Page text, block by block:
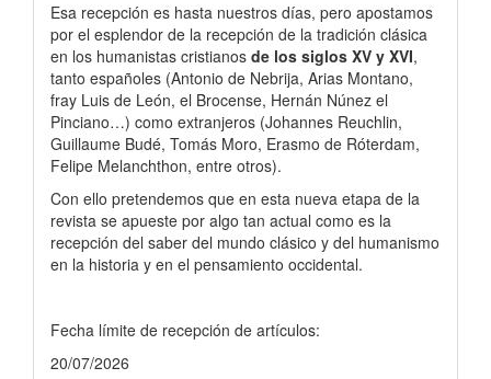
Esa recepción es hasta nuestros días, pero apostamos
por el esplendor de la recepción de la tradición clásica
en los humanistas cristianos de los siglos XV y XVI,
tanto españoles (Antonio de Nebrija, Arias Montano,
fray Luis de León, el Brocense, Hernán Núnez el
Pinciano…) como extranjeros (Johannes Reuchlin,
Guillaume Budé, Tomás Moro, Erasmo de Róterdam,
Felipe Melanchthon, entre otros).
Con ello pretendemos que en esta nueva etapa de la
revista se apueste por algo tan actual como es la
recepción del saber del mundo clásico y del humanismo
en la historia y en el pensamiento occidental.
Fecha límite de recepción de artículos:
20/07/2026